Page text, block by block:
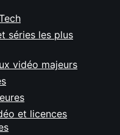
séries les plus
vidéo majeurs
et licences